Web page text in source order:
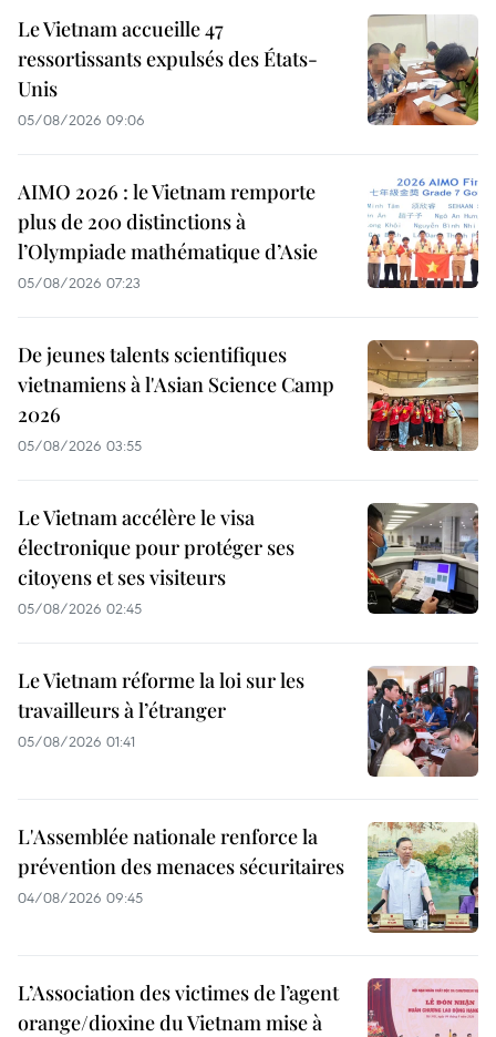
Le Vietnam accueille 47
ressortissants expulsés des États-
Unis
05/08/2026 09:06
AIMO 2026 : le Vietnam remporte
plus de 200 distinctions à
l’Olympiade mathématique d’Asie
05/08/2026 07:23
De jeunes talents scientifiques
vietnamiens à l'Asian Science Camp
2026
05/08/2026 03:55
Le Vietnam accélère le visa
électronique pour protéger ses
citoyens et ses visiteurs
05/08/2026 02:45
Le Vietnam réforme la loi sur les
travailleurs à l’étranger
05/08/2026 01:41
L'Assemblée nationale renforce la
prévention des menaces sécuritaires
04/08/2026 09:45
L’Association des victimes de l’agent
orange/dioxine du Vietnam mise à